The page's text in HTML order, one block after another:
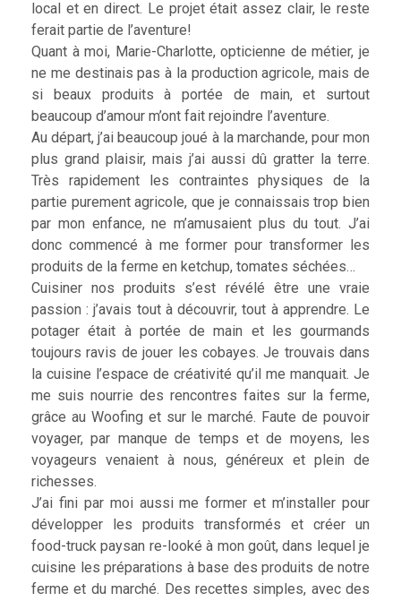
local et en direct. Le projet était assez clair, le reste
ferait partie de l’aventure!
Quant à moi, Marie-Charlotte, opticienne de métier, je
ne me destinais pas à la production agricole, mais de
si beaux produits à portée de main, et surtout
beaucoup d’amour m’ont fait rejoindre l’aventure.
Au départ, j’ai beaucoup joué à la marchande, pour mon
plus grand plaisir, mais j’ai aussi dû gratter la terre.
Très rapidement les contraintes physiques de la
partie purement agricole, que je connaissais trop bien
par mon enfance, ne m’amusaient plus du tout. J’ai
donc commencé à me former pour transformer les
produits de la ferme en ketchup, tomates séchées…
Cuisiner nos produits s’est révélé être une vraie
passion : j’avais tout à découvrir, tout à apprendre. Le
potager était à portée de main et les gourmands
toujours ravis de jouer les cobayes. Je trouvais dans
la cuisine l’espace de créativité qu’il me manquait. Je
me suis nourrie des rencontres faites sur la ferme,
grâce au Woofing et sur le marché. Faute de pouvoir
voyager, par manque de temps et de moyens, les
voyageurs venaient à nous, généreux et plein de
richesses.
J’ai fini par moi aussi me former et m’installer pour
développer les produits transformés et créer un
food-truck paysan re-looké à mon goût, dans lequel je
cuisine les préparations à base des produits de notre
ferme et du marché. Des recettes simples, avec des